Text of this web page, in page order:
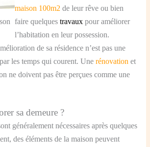
maison 100m2 de leur rêve ou bien
faire quelquestravaux pour améliorer
l’habitation en leur possession.
de sa résidence n’est pas une
les temps qui courent. Unerénovation et
ne doivent pas être perçues comme une
sa demeure ?
généralement nécessaires après quelques
des éléments de la maison peuvent